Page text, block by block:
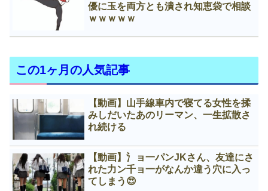
優に玉を両方とも潰され知恵袋で相談
ｗｗｗｗｗ
この1ヶ月の人気記事
【動画】山手線車内で寝てる女性を揉
みしだいたあのリーマン、一生拡散さ
れ続ける
【動画】氵ョ一パンJKさん、友達にさ
れた力ン千ョ一がなんか違う穴に入っ
てしまう😍